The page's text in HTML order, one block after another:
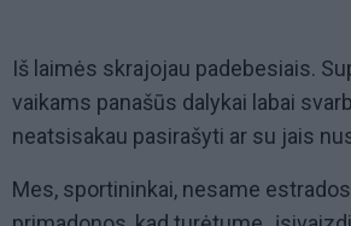
Iš laimės skrajojau padebesiais.
vaikams panašūs dalykai labai
neatsisakau pasirašyti ar su jais
Mes, sportininkai, nesame